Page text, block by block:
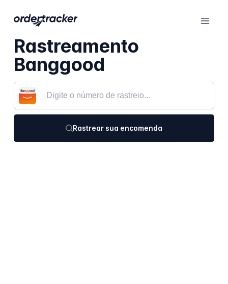
Rastreamento
Banggood
Rastrear sua encomenda